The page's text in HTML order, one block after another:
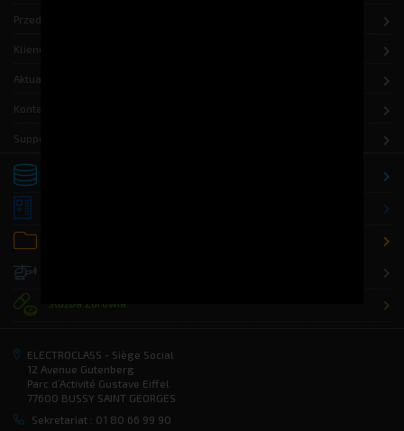
Przedsiębiorstwo
Klienci
Aktualności
Kontakt
Support
Służba Zdrowia
ELECTROCLASS - Siège Social
12 Avenue Gutenberg
Parc d’Activité Gustave Eiffel
77600 BUSSY SAINT GEORGES
Sekretariat : 01 80 66 99 90